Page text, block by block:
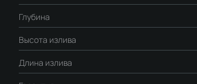
Глубина
Высота излива
Длина излива